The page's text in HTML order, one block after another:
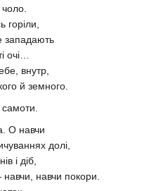
горіли,
западають
очі…
внутр,
й земного.
О навчи
долі,
і діб,
навчи покори.